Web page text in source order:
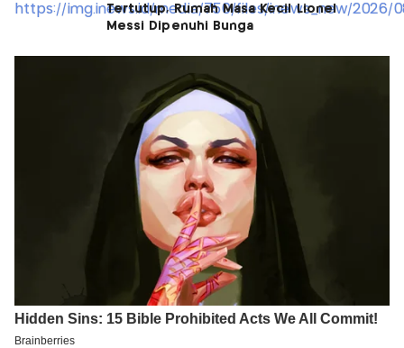
Tertutup, Rumah Masa Kecil Lionel
Messi Dipenuhi Bunga